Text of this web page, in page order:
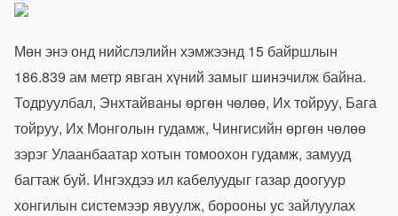
Мөн энэ онд нийслэлийн хэмжээнд 15 байршлын
186.839 ам метр явган хүний замыг шинэчилж байна.
Тодруулбал, Энхтайваны өргөн чөлөө, Их тойруу, Бага
тойруу, Их Монголын гудамж, Чингисийн өргөн чөлөө
зэрэг Улаанбаатар хотын томоохон гудамж, замууд
багтаж буй. Ингэхдээ ил кабелуудыг газар доогуур
хонгилын системээр явуулж, борооны ус зайлуулах